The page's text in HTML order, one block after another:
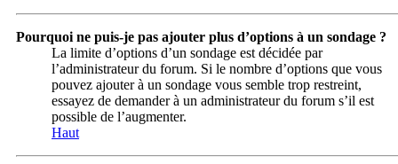
Pourquoi ne puis-je pas ajouter plus d’options à un sondage ?
La limite d’options d’un sondage est décidée par
l’administrateur du forum. Si le nombre d’options que vous
pouvez ajouter à un sondage vous semble trop restreint,
essayez de demander à un administrateur du forum s’il est
possible de l’augmenter.
Haut